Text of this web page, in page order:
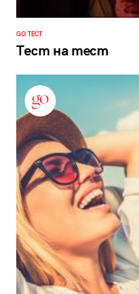
GO ТЕСТ
Тест на тест